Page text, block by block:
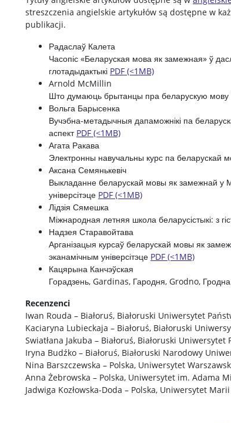
streszczenia angielskie artykułów są dostępne w
publikacji.
Радаслаў Калета
Часопіс «Беларуская мова як замежная» ў
глотадыдактыкі PDF (<1MB)
Arnold McMillin
Што думаюць брытанцы пра беларускую мову і
Вольга Барысенка
Вучэбна-метадычныя дапаможнікі па
аспект PDF (<1MB)
Агата Ракава
Электронны навучальны курс па беларускай
Аксана Семянькевіч
Выкладанне беларускай мовы як замежнай у
універсітэце PDF (<1MB)
Лідзія Сямешка
Міжнародная летняя школа беларусістыкі: з
Надзея Старавойтава
Арганізацыя курсаў беларускай мовы як
эканамічным універсітэце PDF (<1MB)
Кацярына Канчэўская
Горадзень, Gardinas, Гародня, Grodno,
Recenzenci
Iwan Rouda – Białoruś, Białoruski Uniwersytet
Kaciaryna Lubieckaja – Białoruś, Białoruski
Swiatłana Jakuba – Białoruś, Białoruski Uniwersytet
Iryna Budźko – Białoruś, Białoruski Narodowy
Nina Barszczewska – Polska, Uniwersytet
Anna Żebrowska – Polska, Uniwersytet im. Adama
Jadwiga Kozłowska-Doda – Polska, Uniwersytet